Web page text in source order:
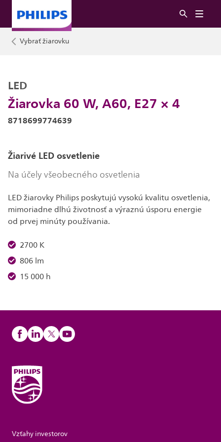
Vybrať žiarovku
Žiarovka 60 W, A60, E27 × 4
LED
8718699774639
Žiarivé LED osvetlenie
Na účely všeobecného osvetlenia
LED žiarovky Philips poskytujú vysokú kvalitu osvetlenia,
mimoriadne dlhú životnosť a výraznú úsporu energie
od prvej minúty používania.
2700 K
806 lm
15 000 h
Vzťahy investorov